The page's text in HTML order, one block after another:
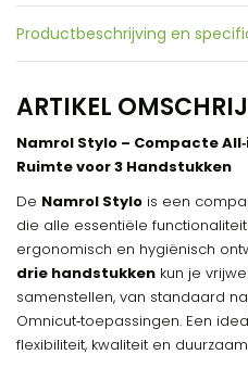
Productbeschrijving en
ARTIKEL
Namrol Stylo – Compacte
Ruimte voor 3 Handstukken
De Namrol Stylo is een
die alle essentiële
ergonomisch en hygiënisch
drie handstukken kun je
samenstellen, van standaard
Omnicut‑toepassingen. Een
flexibiliteit, kwaliteit en